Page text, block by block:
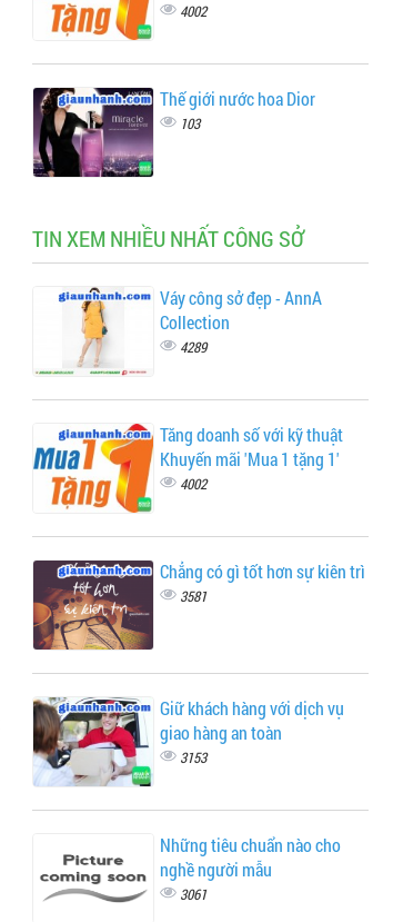
4002
Thế giới nước hoa Dior
103
TIN XEM NHIỀU NHẤT CÔNG SỞ
Váy công sở đẹp - AnnA
Collection
4289
Tăng doanh số với kỹ thuật
Khuyến mãi 'Mua 1 tặng 1'
4002
Chẳng có gì tốt hơn sự kiên trì
3581
Giữ khách hàng với dịch vụ
giao hàng an toàn
3153
Những tiêu chuẩn nào cho
nghề người mẫu
3061